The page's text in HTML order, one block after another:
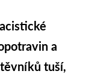
a
tuší,